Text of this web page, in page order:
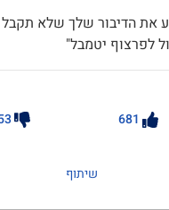
את הדיבור שלך שלא תקבל
לפרצוף יטמבל"
681
שיתוף